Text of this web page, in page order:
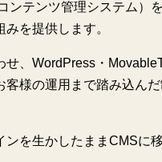
ンテンツ管理システム）
を提供します。
、WordPress・
様の運用まで踏み込ん
を生かしたままCMSに